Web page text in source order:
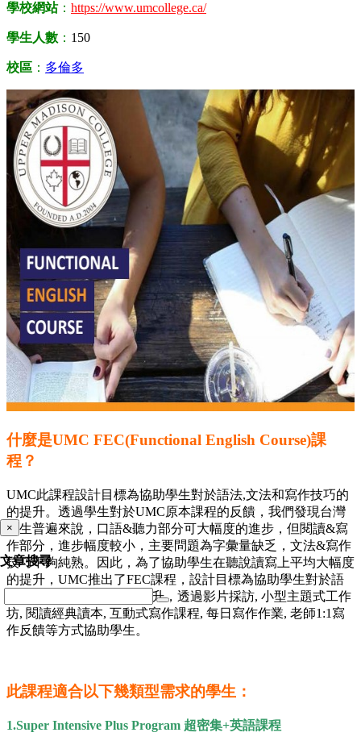
學校網站： https://www.umcollege.ca/
學生人數 ： 150
校區 ： 多倫多
什麼是UMC FEC(Functional English Course)課
程？
UMC此課程設計目標為協助學生對於語法,文法和寫作技巧的
的提升。透過學生對於UMC原本課程的反饋，我們發現台灣
學生普遍來說，口語&聽力部分可大幅度的進步，但閱讀&寫
作部分，進步幅度較小， 主要問題為字彙量缺乏，文法&寫作
技巧不夠純熟。因此， 為了協助學生在聽說讀寫上平均大幅度
的提升， UMC推出了FEC課程，設計目標為協助學生對於語
文法和寫作技巧的的提升， 透過影片採訪, 小型主題式工作
坊, 閱讀經典讀本, 互動式寫作課程, 每日寫作作業, 老師1:1 寫
作反饋等方式協助學生。
此課程適合以下幾類型需求的學生：
1.Super Intensive Plus Program 超密集+英語課程
×
文章搜尋